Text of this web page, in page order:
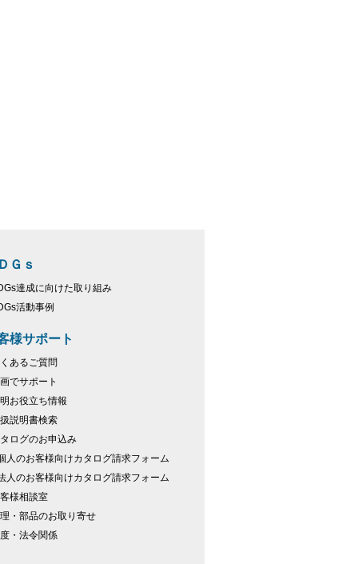
Ｇｓ
達成に向けた取り組み
活動事例
様サポート
あるご質問
でサポート
お役立ち情報
説明書検索
ログのお申込み
人のお客様向けカタログ請求フォーム
人のお客様向けカタログ請求フォーム
様相談室
・部品のお取り寄せ
・法令関係